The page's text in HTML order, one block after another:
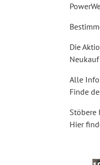
Die
Alle
Finde
Stöbere
Hier